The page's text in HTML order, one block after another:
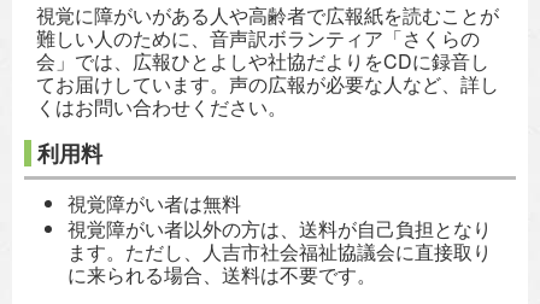
視覚に障がいがある人や高齢者で広報紙を読むことが
難しい人のために、音声訳ボランティア「さくらの
会」では、広報ひとよしや社協だよりをCDに録音し
てお届けしています。声の広報が必要な人など、詳し
くはお問い合わせください。
利用料
視覚障がい者は無料
視覚障がい者以外の方は、送料が自己負担となり
ます。ただし、人吉市社会福祉協議会に直接取り
に来られる場合、送料は不要です。